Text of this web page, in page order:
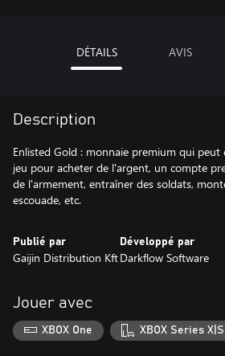
DÉTAILS AVIS
Description
Enlisted Gold : monnaie premium qui peut
jeu pour acheter de l'argent, un compte
de l'armement, entraîner des soldats,
escouade, etc.
Publié par
Gaijin Distribution Kft
Développé par
Darkflow Software
Jouer avec
XBOX One XBOX Series X|S